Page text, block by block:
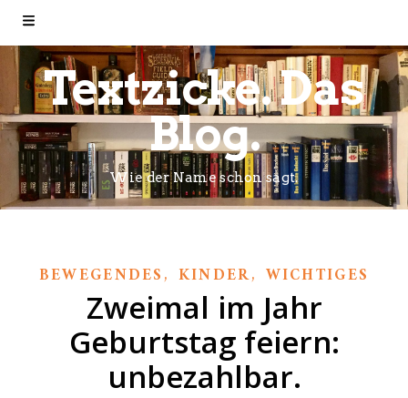
Textzicke. Das
Blog.
Wie der Name schon sagt.
BEWEGENDES, KINDER, WICHTIGES
Zweimal im Jahr
Geburtstag feiern:
unbezahlbar.